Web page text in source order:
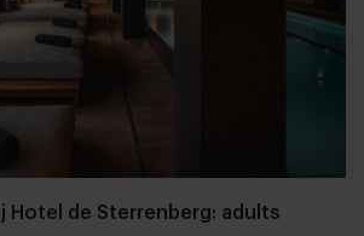
Hotel de Sterrenberg: adults